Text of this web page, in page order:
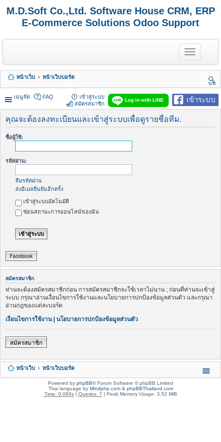
M.D.Soft Co.,Ltd. Software House CRM, ERP
E-Commerce Solutions Odoo Support
T
o
g
e
n
a
v
g
หน้าเว็บ
หน้าเว็บบอร์ด
นห
า
เมนูลัด
เข้าระบบ
Log in with LINE
FAQ
เข้าสู่ระบบ
สมัครสมาชิก
คุณจะต้องลงทะเบียนและเข้าสู่ระบบเพื่อดูรายชื่อทีม.
ชื่อผู้ใช้:
รหัสผ่าน:
ลืมรหัสผ่าน
ส่งอีเมลยืนยันอีกครั้ง
เข้าสู่ระบบอัตโนมัติ
ซ่อนสถานะการออนไลน์ของฉัน
Facebook
สมัครสมาชิก
ท่านจะต้องสมัครสมาชิกก่อน การสมัครสมาชิกจะใช้เวลาไม่นาน ; ก่อนที่ท่านจะเข้าสู่
ระบบ กรุณาอ่านเงื่อนไขการใช้งานและนโยบายการปกป้องข้อมูลส่วนตัว และกรุณา
อ่านกฎของแต่ละบอร์ด
เงื่อนไขการใช้งาน| นโยบายการปกป้องข้อมูลส่วนตัว
สมัครสมาชิก
หน้าเว็บ หน้าเว็บบอร์ด
Powered by phpBB® Forum Software © phpBB Limited
Thai language by Mindphp.com& phpBBThailand.com
Time: 0.060s| Queries: 7 | Peak Memory Usage: 3.52 MiB